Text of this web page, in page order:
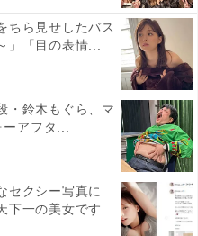
ちら見せしたバス
」「目の表情...
・鈴木もぐら、マ
ーアフタ...
セクシー写真に
下一の美女です...